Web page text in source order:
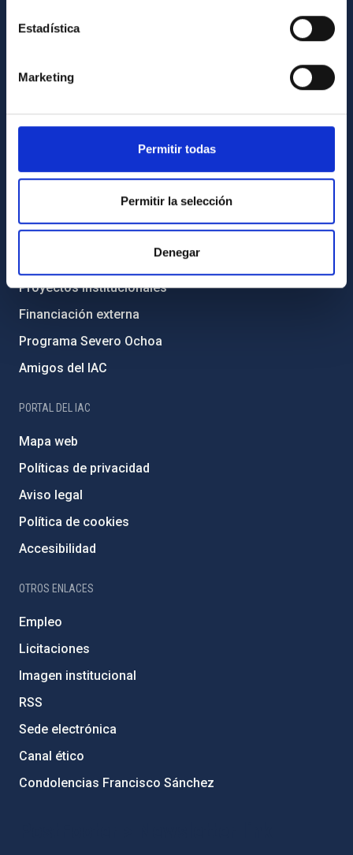
Estadística
Marketing
Permitir todas
Permitir la selección
Denegar
Biblioteca
Legislación
Código ético y política antifraude
Igualdad y diversidad de género
Forever IAC
Medio Ambiente y Sostenibilidad
Proyectos institucionales
Financiación externa
Programa Severo Ochoa
Amigos del IAC
PORTAL DEL IAC
Mapa web
Políticas de privacidad
Aviso legal
Política de cookies
Accesibilidad
OTROS ENLACES
Empleo
Licitaciones
Imagen institucional
RSS
Sede electrónica
Canal ético
Condolencias Francisco Sánchez